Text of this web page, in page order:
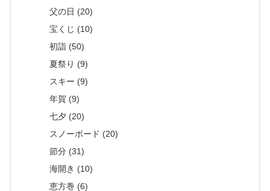
父の日 (20)
宝くじ (10)
初詣 (50)
夏祭り (9)
スキー (9)
年賀 (9)
七夕 (20)
スノーボード (20)
節分 (31)
海開き (10)
恵方巻 (6)